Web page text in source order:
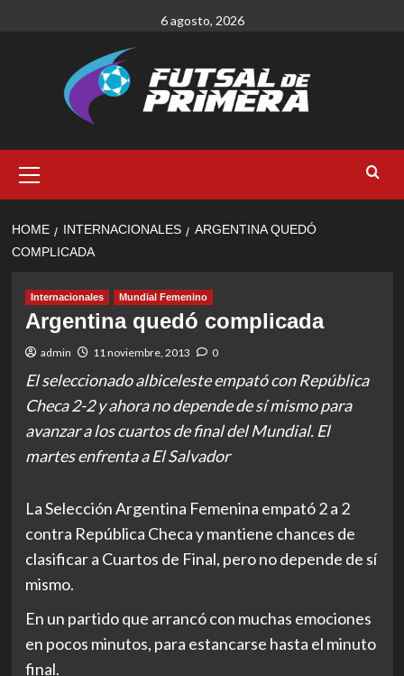
6 agosto, 2026
Menu
HOME INTERNACIONALES
ARGENTINA QUEDÓ
COMPLICADA
Internacionales Mundial Femenino
Argentina quedó complicada
admin 11 noviembre, 2013 0
El seleccionado albiceleste empató con República
Checa 2-2 y ahora no depende de sí mismo para
avanzar a los cuartos de final del Mundial. El
martes enfrenta a El Salvador
La Selección Argentina Femenina empató 2 a 2
contra República Checa y mantiene chances de
clasificar a Cuartos de Final, pero no depende de sí
mismo.
En un partido que arrancó con muchas emociones
en pocos minutos, para estancarse hasta el minuto
final.